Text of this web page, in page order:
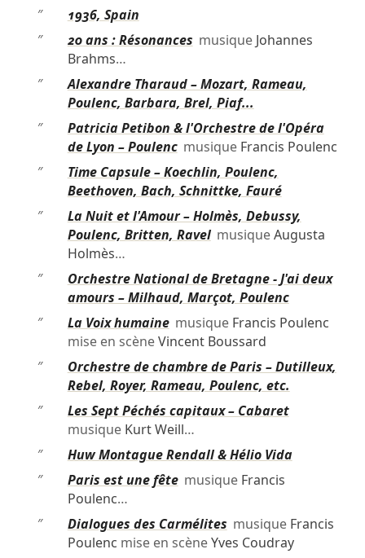
″
1936, Spain
″
20 ans : Résonances musique Johannes
Brahms…
″
Alexandre Tharaud – Mozart, Rameau,
Poulenc, Barbara, Brel, Piaf...
″
Patricia Petibon & l'Orchestre de l'Opéra
de Lyon – Poulencmusique Francis Poulenc
″
Time Capsule – Koechlin, Poulenc,
Beethoven, Bach, Schnittke, Fauré
″
La Nuit et l'Amour – Holmès, Debussy,
Poulenc, Britten, RavelmusiqueAugusta
Holmès…
″
Orchestre National de Bretagne - J'ai deux
amours – Milhaud, Marçot, Poulenc
″
La Voix humainemusique Francis Poulenc
mise en scèneVincent Boussard
″
Orchestre de chambre de Paris – Dutilleux,
Rebel, Royer, Rameau, Poulenc, etc.
″
Les Sept Péchés capitaux – Cabaret
musique Kurt Weill…
″
Huw Montague Rendall & Hélio Vida
″
Paris est une fêtemusique Francis
Poulenc…
″
Dialogues des Carmélites musique Francis
Poulenc mise en scèneYves Coudray